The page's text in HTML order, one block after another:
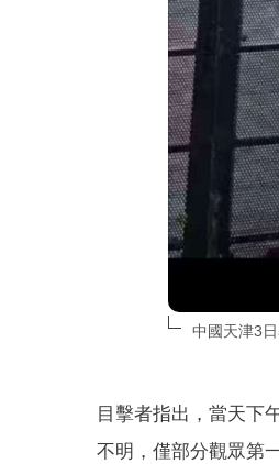
中國天津3
目擊者指出，當天下
不明，僅部分觀眾第